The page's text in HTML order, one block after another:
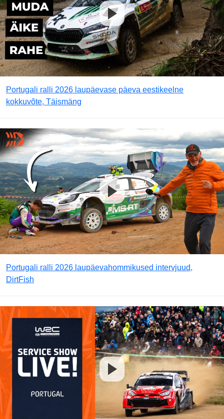
Portugali ralli 2026 laupäevase päeva eestikeelne
kokkuvõte, Täismäng
Portugali ralli 2026 laupäevahommikused intervjuud,
DirtFish